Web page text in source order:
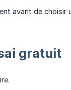
avant de choisir
gratuit